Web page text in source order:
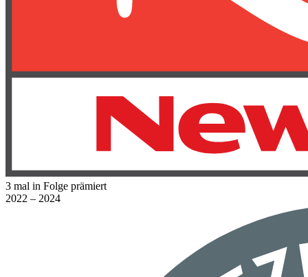
3 mal in Folge prämiert
2022 – 2024